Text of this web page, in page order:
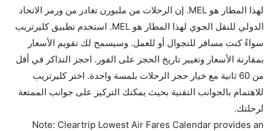
لهذا المطار هو MEL. إن الرحلات من ملبورن تغادر من ورمز الاتحاد
الدولي للنقل الجوي لهذا المطار هو MEL. استخدم تطبيق كليرتريب
سواءً كنت مسافر للتجوال أو للعمل. وسيسمح لك تقويم الأسعار
بمقارنة الأسعار وتغيير تاريخ الحجز على الفور. احجز التذاكر في أقل
من 60 ثانية مع خيار حجز الرحلات بلمسة واحدة. اختر كليرتريب
للاهتمام بالجوانب التقنية بحيث يمكنك التركيز على جوانب الممتعة
لرحلتك.
Note: Cleartrip Lowest Air Fares Calendar provides an